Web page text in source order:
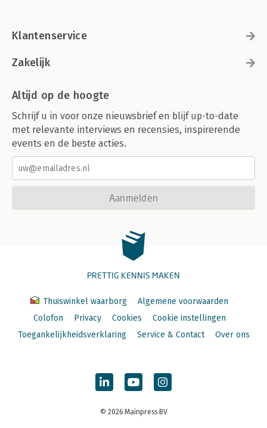
Klantenservice
Zakelijk
Altijd op de hoogte
Schrijf u in voor onze nieuwsbrief en blijf up-to-date
met relevante interviews en recensies, inspirerende
events en de beste acties.
Aanmelden
PRETTIG KENNIS MAKEN
Thuiswinkel waarborg
Algemene voorwaarden
Colofon
Privacy Cookies
Cookie instellingen
Toegankelijkheidsverklaring
Service & Contact Over ons
© 2026 Mainpress BV